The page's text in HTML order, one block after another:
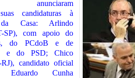
anunciaram
candidaturas à
da Casa: Arlindo
SP), com apoio do
do PCdoB e de
e do PSD; Chico
candidato oficial
Cunha